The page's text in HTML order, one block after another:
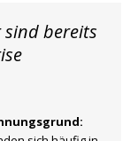
bereits